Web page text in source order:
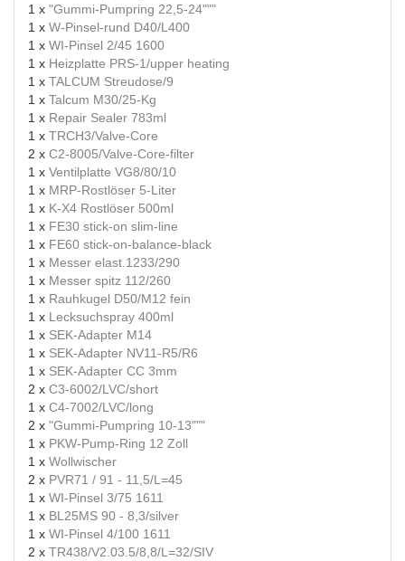
1 x "Gummi-Pumpring 22,5-24"""
1 x W-Pinsel-rund D40/L400
1 x WI-Pinsel 2/45 1600
1 x Heizplatte PRS-1/upper heating
1 x TALCUM Streudose/9
1 x Talcum M30/25-Kg
1 x Repair Sealer 783ml
1 x TRCH3/Valve-Core
2 x C2-8005/Valve-Core-filter
1 x Ventilplatte VG8/80/10
1 x MRP-Rostlöser 5-Liter
1 x K-X4 Rostlöser 500ml
1 x FE30 stick-on slim-line
1 x FE60 stick-on-balance-black
1 x Messer elast.1233/290
1 x Messer spitz 112/260
1 x Rauhkugel D50/M12 fein
1 x Lecksuchspray 400ml
1 x SEK-Adapter M14
1 x SEK-Adapter NV11-R5/R6
1 x SEK-Adapter CC 3mm
2 x C3-6002/LVC/short
1 x C4-7002/LVC/long
2 x "Gummi-Pumpring 10-13"""
1 x PKW-Pump-Ring 12 Zoll
1 x Wollwischer
2 x PVR71 / 91 - 11,5/L=45
1 x WI-Pinsel 3/75 1611
1 x BL25MS 90 - 8,3/silver
1 x WI-Pinsel 4/100 1611
2 x TR438/V2.03.5/8,8/L=32/SIV